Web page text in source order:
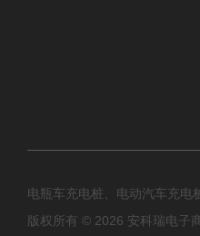
电瓶车充电桩、电动汽车充电
版权所有 © 2026 安科瑞电子